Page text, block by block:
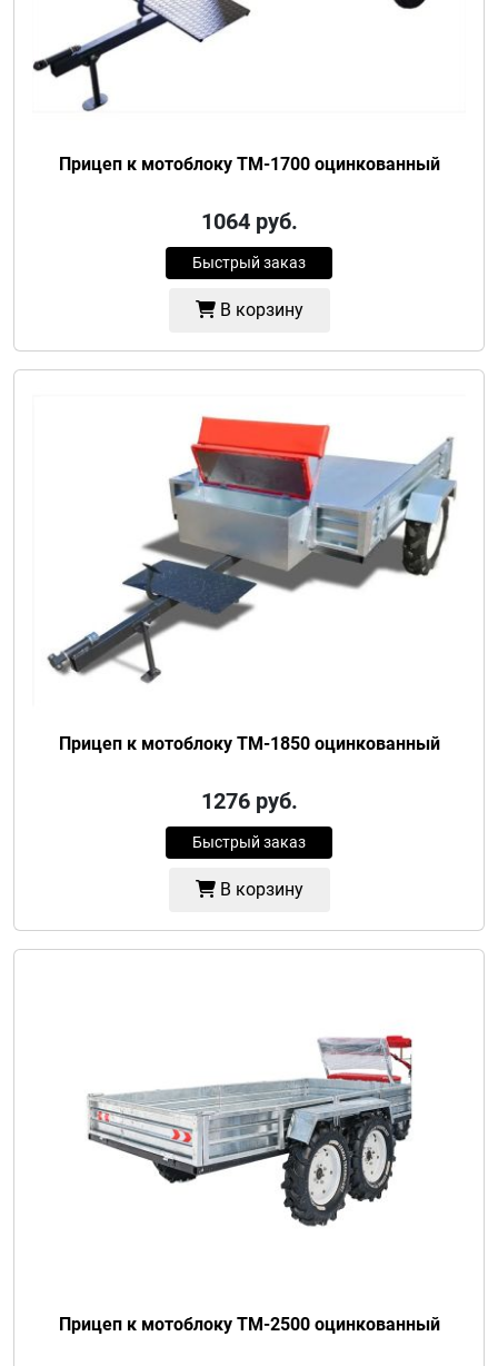
Прицеп к мотоблоку ТМ-1700 оцинкованный
1064руб.
Быстрый заказ
В корзину
Прицеп к мотоблоку ТМ-1850 оцинкованный
1276руб.
Быстрый заказ
В корзину
Прицеп к мотоблоку ТМ-2500 оцинкованный